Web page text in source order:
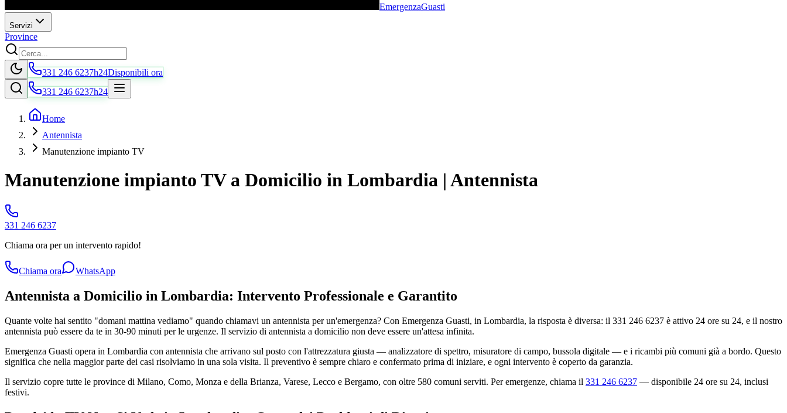
EmergenzaGuasti
Servizi
Province
331 246 6237h24Disponibili ora
331 246 6237h24
Home
Antennista
Manutenzione impianto TV
Manutenzione impianto TV a Domicilio in Lombardia | Antennista
331 246 6237
Chiama ora per un intervento rapido!
Chiama ora WhatsApp
Antennista a Domicilio in Lombardia: Intervento Professionale e Garantito
Quante volte hai sentito "domani mattina vediamo" quando chiamavi un antennista per un'emergenza? Con Emergenza Guasti, in Lombardia, la risposta è diversa: il 331 246 6237 è attivo 24 ore su 24, e il nostro
antennista può essere da te in 30-90 minuti per le urgenze. Il servizio di antennista a domicilio non deve essere un'attesa infinita.
Emergenza Guasti opera in Lombardia con antennista che arrivano sul posto con l'attrezzatura giusta — analizzatore di spettro, misuratore di campo, bussola digitale — e i ricambi più comuni già a bordo. Questo
significa che nella maggior parte dei casi risolviamo in una sola visita. Il preventivo è sempre chiaro e confermato prima di iniziare, e ogni intervento è coperto da garanzia.
Il servizio copre tutte le province di Milano, Como, Monza e della Brianza, Varese, Lecco e Bergamo, con oltre 580 comuni serviti. Per emergenze, chiama il 331 246 6237 — disponibile 24 ore su 24, inclusi
festivi.